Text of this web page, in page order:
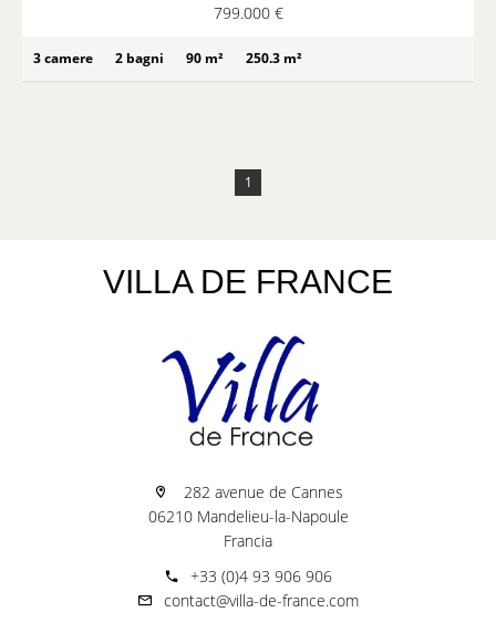
799.000 €
3 camere 2 bagni 90 m² 250.3 m²
1
VILLA DE FRANCE
282 avenue de Cannes
06210 Mandelieu-la-Napoule
Francia
+33 (0)4 93 906 906
contact@villa-de-france.com